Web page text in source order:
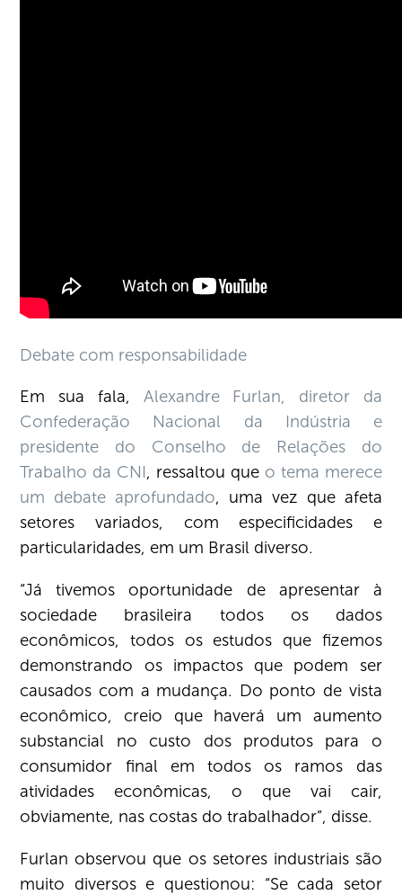
Debate com responsabilidade
Em sua fala, Alexandre Furlan, diretor da
Confederação Nacional da Indústria e
presidente do Conselho de Relações do
Trabalho da CNI, ressaltou que o tema merece
um debate aprofundado, uma vez que afeta
setores variados, com especificidades e
particularidades, em um Brasil diverso.
“Já tivemos oportunidade de apresentar à
sociedade brasileira todos os dados
econômicos, todos os estudos que fizemos
demonstrando os impactos que podem ser
causados com a mudança. Do ponto de vista
econômico, creio que haverá um aumento
substancial no custo dos produtos para o
consumidor final em todos os ramos das
atividades econômicas, o que vai cair,
obviamente, nas costas do trabalhador”, disse.
Furlan observou que os setores industriais são
muito diversos e questionou: “Se cada setor